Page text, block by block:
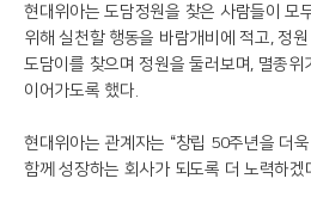
현대위아는 도담정원을 찾은 사람들이 모
위해 실천할 행동을 바람개비에 적고, 정
도담이를 찾으며 정원을 둘러보며, 멸종
이어가도록 했다.
현대위아는 관계자는 “창립 50주년을 더
함께 성장하는 회사가 되도록 더 노력하겠